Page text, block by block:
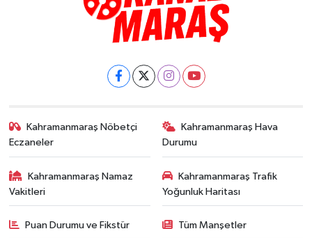
Kahramanmaraş Nöbetçi
Eczaneler
Kahramanmaraş Hava
Durumu
Kahramanmaraş Namaz
Vakitleri
Kahramanmaraş Trafik
Yoğunluk Haritası
Puan Durumu ve Fikstür Tüm Manşetler